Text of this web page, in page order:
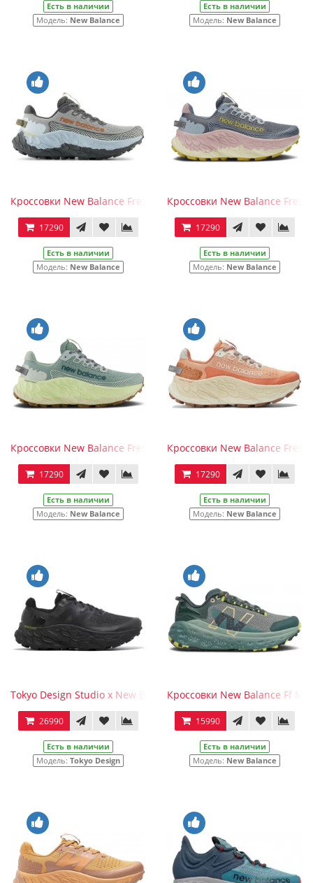
Есть в наличии
Модель: New Balance
Есть в наличии
Модель: New Balance
Кроссовки New Balance Fresh Foam More Trail V3 Raincloud
17290
Есть в наличии
Модель: New Balance
Кроссовки New Balance
17290
Есть в наличии
Модель: New Balance
Кроссовки New Balance Fresh Foam More Trail V3 Salt Marsh
17290
Есть в наличии
Модель: New Balance
Кроссовки New Balance
17290
Есть в наличии
Модель: New Balance
Tokyo Design Studio x New Balance Fresh Foam X Trail More V3
26990
Есть в наличии
Модель: Tokyo Design
Кроссовки New Balance Ff
15990
Есть в наличии
Модель: New Balance